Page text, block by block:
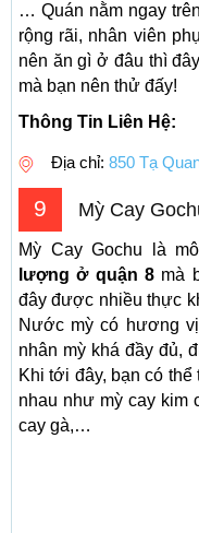
… Quán nằm ngay
rộng rãi, nhân viên
nên ăn gì ở đâu thì
mà bạn nên thử đấy!
Thông Tin Liên Hệ:
Địa chỉ: 850 Tạ
9 Mỳ Cay
Mỳ Cay Gochu là
lượng ở quận 8 mà
đây được nhiều thực
Nước mỳ có hương
nhân mỳ khá đầy đủ,
Khi tới đây, bạn có
nhau như mỳ cay kim
cay gà,…